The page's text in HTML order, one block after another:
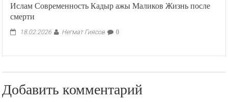
Ислам Современность Кадыр ажы Маликов Жизнь после
смерти
18.02.2026 Негмат Гиясов 0
Добавить комментарий